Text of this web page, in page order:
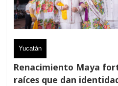
Yucatán
Renacimiento Maya
raíces que dan